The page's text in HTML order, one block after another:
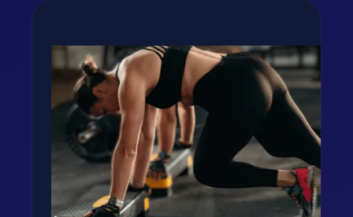
Fogyj, izmosodj te is a
GetFIT App-al!
Kalória és tápanyag terv, több száz recept,
edzés vár rád appunkban - kattints a
gombra, rakjuk össze tervedet!